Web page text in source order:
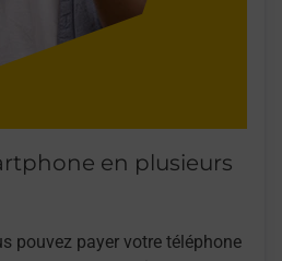
en plusieurs
pouvez payer votre téléphone